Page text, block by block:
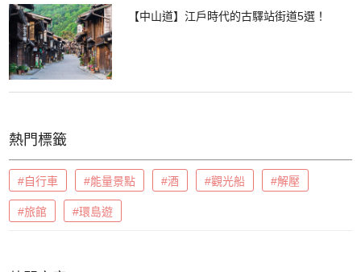
【中山道】江戶時代的古驛站街道5選！
熱門標籤
#自行車 #能量景點 #酒 #觀光船 #解壓
#旅館 #環島遊